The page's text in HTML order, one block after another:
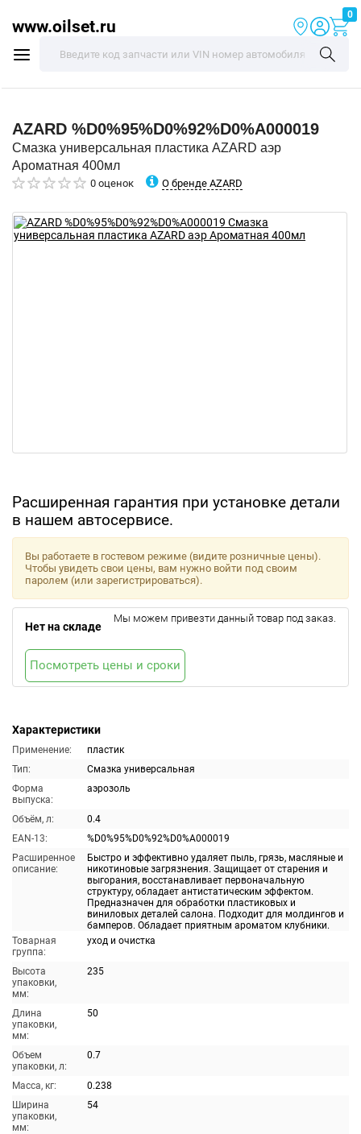
www.oilset.ru
0
AZARD %D0%95%D0%92%D0%A000019
Смазка универсальная пластика AZARD аэр
Ароматная 400мл
0 оценок О бренде AZARD
Расширенная гарантия при установке детали
в нашем автосервисе.
Характеристики
Применение:
пластик
Тип:
Смазка универсальная
Форма
выпуска:
аэрозоль
Объём, л:
0.4
EAN-13:
%D0%95%D0%92%D0%A000019
Расширенное
описание:
Быстро и эффективно удаляет пыль, грязь, масляные и
никотиновые загрязнения. Защищает от старения и
выгорания, восстанавливает первоначальную
структуру, обладает антистатическим эффектом.
Предназначен для обработки пластиковых и
виниловых деталей салона. Подходит для молдингов и
бамперов. Обладает приятным ароматом клубники.
Товарная
группа:
уход и очистка
Высота
упаковки,
мм:
235
Длина
упаковки,
мм:
50
Объем
упаковки, л:
0.7
Масса, кг:
0.238
Ширина
упаковки,
мм:
54
Вы работаете в гостевом режиме (видите розничные цены).
Чтобы увидеть свои цены, вам нужно войти под своим
паролем (или зарегистрироваться).
Нет на складе
Мы можем привезти данный товар под заказ.
Посмотреть цены и сроки